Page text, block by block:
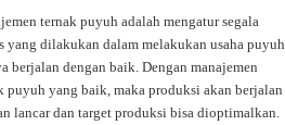
ternak puyuh adalah mengatur segala
yang dilakukan dalam melakukan usaha puyuh
berjalan dengan baik. Dengan manajemen
puyuh yang baik, maka produksi akan berjalan
lancar dan target produksi bisa dioptimalkan.